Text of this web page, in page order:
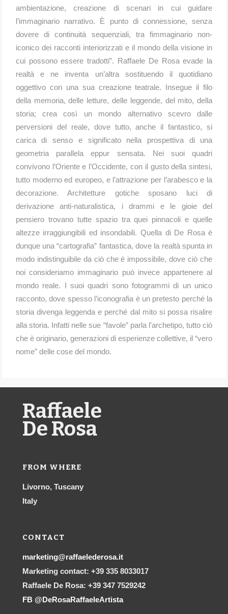
ambientazione, creazione di scenari in cui guidare
l’immaginario narrativo. È punto di connessione, senza
dovere di continuità sequenziali, tra fimmaginario non-
iconico dei racconti interiorizzati e il mondo della visione in
cui posso­no essere tradotti”. Raffaele De Rosa evade la
realtà e ne inventa un’altra sostituendo il quotidiano
oggettivo con una sua creazione teatrale. Insegue il filo
della memoria, delle letture, delle leggende, del mito, della
storia; crea così un mondo alternativo scevro dalle
perversioni del reale, dove tutto, anche il fantastico, si
carica di senso e significato nella prospettiva di una
geometria parallela eppur sensata. Nei suoi quadri
convivono l’Oriente e l’Occidente, con il gusto della sintesi,
tutto moderno ed europeo, e l’attrazione per l’arabesco e la
decorazione. Architetture gotiche sposano luci di
derivazione anti-naturalistica, i drammi e le gioie del
pensiero trovano tutte spazio tra quei pinnacoli e quelle
altezze irraggiungibili ed insondabili. Quella di De Rosa è
dunque una “cartografia” fantastica, dove la realtà spunta in
modo indistinguibile da ciò che è impossibile, dove ciò che
noi consideriamo immaginario può invece appartenere al
mondo reale. I suoi quadri sono fotogrammi di un unico
racconto, dove spesso l’iconografia è un pretesto perché la
storia divenga leggenda e perché dal mito si possa risalire
alla storia. Infatti nelle sue “favole” parla l’archetipo, tutto ciò
che è originario, generazioni di esperienze collettive, il “vero
nome” delle cose del mondo.
Raffaele
De Rosa
FROM WHERE
Livorno, Tuscany
Italy
CONTACT
marketing@raffaelederosa.it
Marketing contact: +39 335 8033017
Raffaele De Rosa: +39 347 7529242
FB @DeRosaRaffaeleArtista